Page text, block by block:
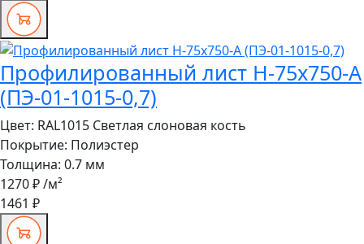
Профилированный лист Н-75x750-A
(ПЭ-01-1015-0,7)
Цвет: RAL1015 Светлая слоновая кость
Покрытие: Полиэстер
Толщина: 0.7 мм
1270 ₽/м²
1461 ₽